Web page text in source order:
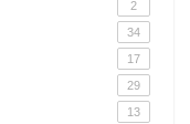
2
34
17
29
13